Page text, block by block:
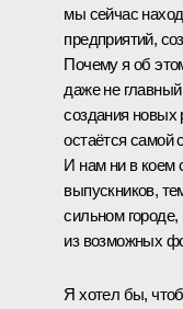
мы сейчас
предприятий,
Почему я об
даже не главный
создания новых
остаётся самой
И нам ни в коем
выпускников,
сильном
из возможных
Я хотел бы,